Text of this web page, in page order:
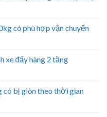
có phù hợp vận chuyển
xe đẩy hàng 2 tầng
có bị giòn theo thời gian